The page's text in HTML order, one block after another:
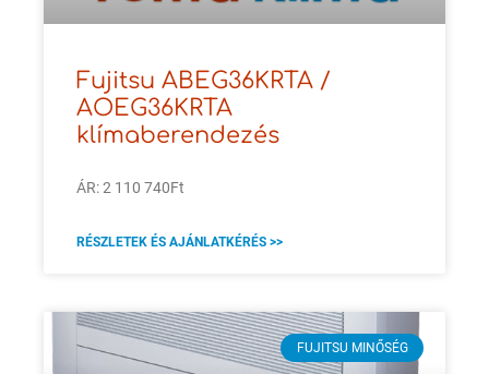
Fujitsu ABEG36KRTA /
AOEG36KRTA
klímaberendezés
ÁR: 2 110 740Ft
RÉSZLETEK ÉS AJÁNLATKÉRÉS >>
FUJITSU MINŐSÉG